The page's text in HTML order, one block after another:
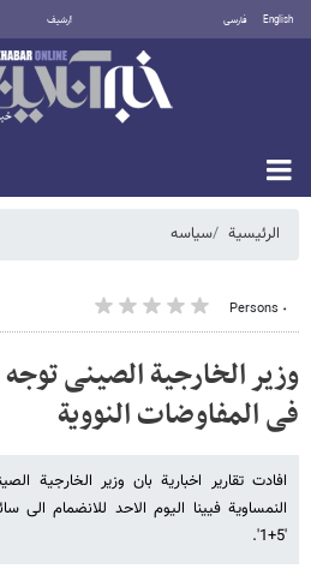
English فارسی أرشيف
الرئيسية سیاسه
٠ Persons
وزیر الخارجیة الصینی توجه
فی المفاوضات النوویة
افادت تقاریر اخباریة بان وزیر الخارجیة
النمساویة فیینا الیوم الاحد للانضمام الی
'5+1'.